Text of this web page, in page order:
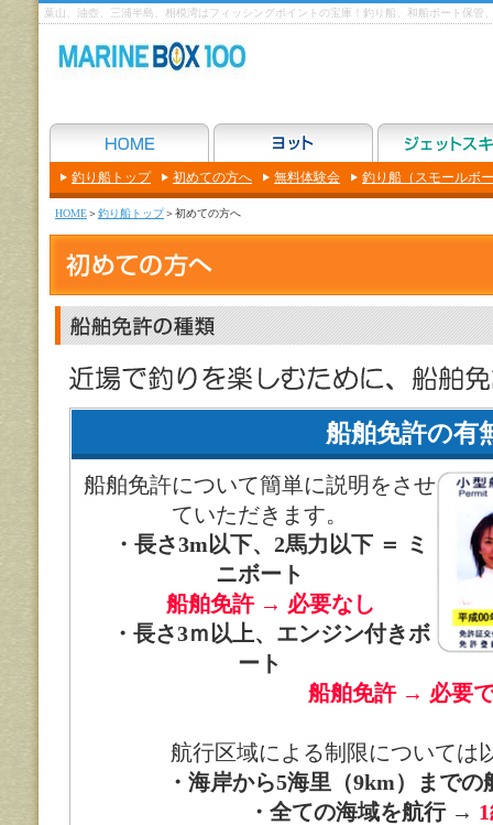
葉山、油壺、三浦半島、相模湾はフィッシングポイントの宝庫！釣り船、和船ボート保管
釣り船トップ 初めての方へ 無料体験会 釣り船（スモールボ
HOME＞釣り船トップ＞初めての方へ
船舶免許の有
船舶免許について簡単に説明をさせ
ていただきます。
・長さ3m以下、2馬力以下 ＝ ミ
ニボート
船舶免許 → 必要なし
・長さ3ｍ以上、エンジン付きボ
ート
船舶免許 → 必要
航行区域による制限については
・海岸から5海里（9km）まで
・全ての海域を航行 →